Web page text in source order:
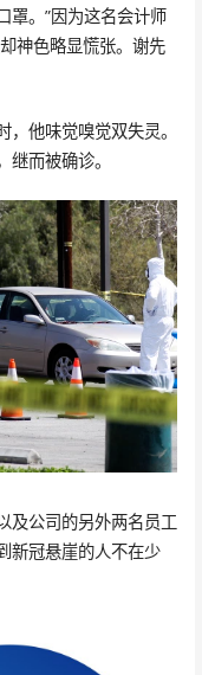
罩。”因为这名会计师
神色略显慌张。谢先
他味觉嗅觉双失灵。
而被确诊。
及公司的另外两名员工
新冠悬崖的人不在少